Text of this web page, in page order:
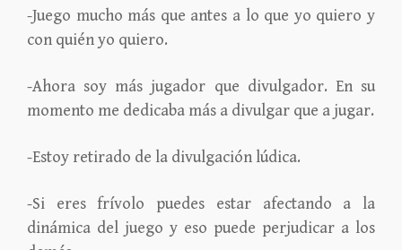
-Juego mucho más que antes a lo que yo quiero y
con quién yo quiero.
-Ahora soy más jugador que divulgador. En su
momento me dedicaba más a divulgar que a jugar.
-Estoy retirado de la divulgación lúdica.
-Si eres frívolo puedes estar afectando a la
dinámica del juego y eso puede perjudicar a los